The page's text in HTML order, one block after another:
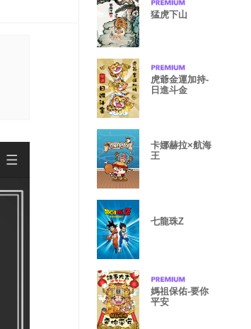
猛虎下山
虎爺金運加持-
日進斗金
卡娜赫拉×航海
王
七龍珠Z
媽祖保佑-要你
平安